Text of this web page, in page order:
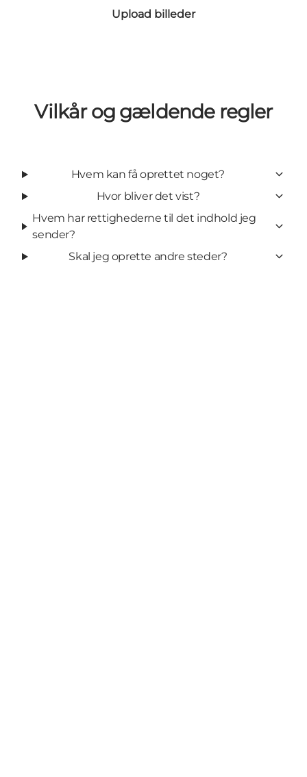
Upload billeder
Vilkår og gældende regler
Hvem kan få oprettet noget?
Hvor bliver det vist?
Hvem har rettighederne til det indhold jeg
sender?
Skal jeg oprette andre steder?